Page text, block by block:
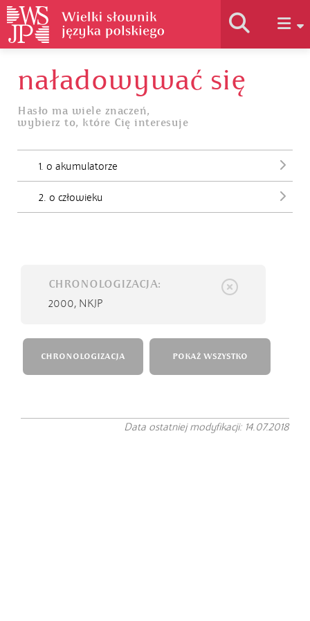
Historia słownika
Jak korzystać
Podstawy naukowe
naładowywać się
Hasło ma wiele znaczeń,
wybierz to, które Cię interesuje
1. o akumulatorze
2. o człowieku
CHRONOLOGIZACJA:
2000, NKJP
CHRONOLOGIZACJA POKAŻ WSZYSTKO
Data ostatniej modyfikacji: 14.07.2018